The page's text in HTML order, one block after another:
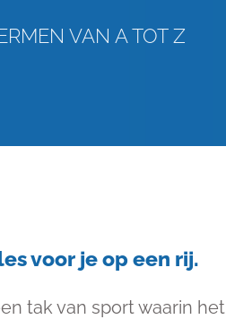
VAN A TOT Z
voor je op een rij.
tak van sport waarin het